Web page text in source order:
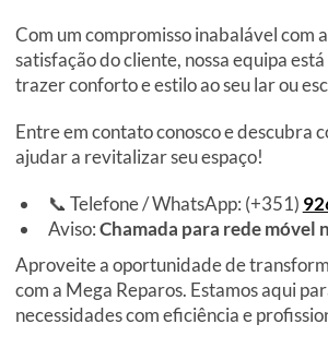
Com um compromisso inabalável com
satisfação do cliente, nossa equipa
trazer conforto e estilo ao seu lar ou
Entre em contato conosco e descubra
ajudar a revitalizar seu espaço!
📞 Telefone / WhatsApp: (+351)
Aviso:Chamada para rede móvel
Aproveite a oportunidade de
com a Mega Reparos. Estamos aqui
necessidades com eficiência e